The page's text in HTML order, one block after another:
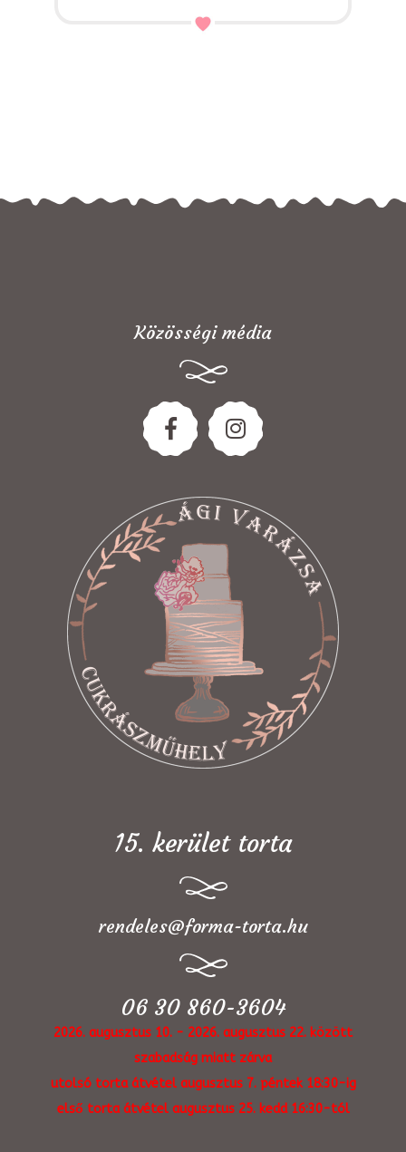
Közösségi média
15. kerület torta
rendeles@forma-torta.hu
06 30 860-3604
2026. augusztus 10. - 2026. augusztus 22. között
szabadság miatt zárva
utolsó torta átvétel augusztus 7. péntek 18:30-ig
első torta átvétel augusztus 25. kedd 16:30-tól